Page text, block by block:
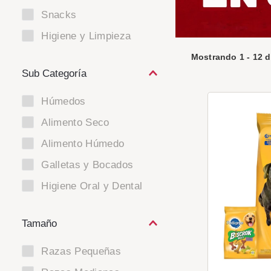
Snacks
Higiene y Limpieza
Húmedos
Alimento Seco
Alimento Húmedo
Galletas y Bocados
Higiene Oral y Dental
Tamaño
Razas Pequeñas
Mostrando 1 - 12